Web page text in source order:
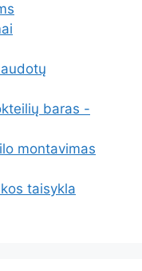
baras -
montavimas
taisykla